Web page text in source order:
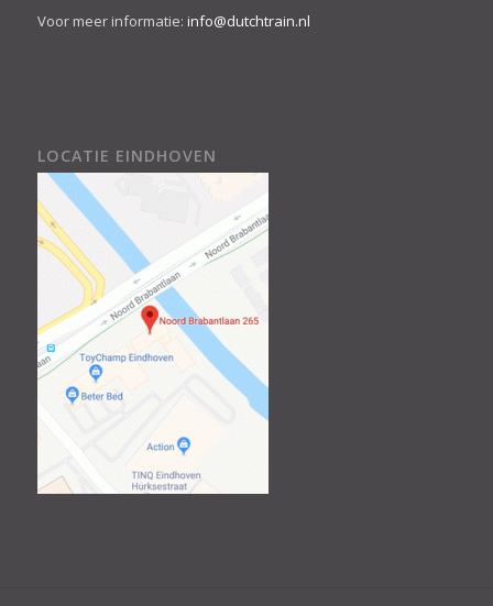
Voor meer informatie: info@dutchtrain.nl
LOCATIE EINDHOVEN